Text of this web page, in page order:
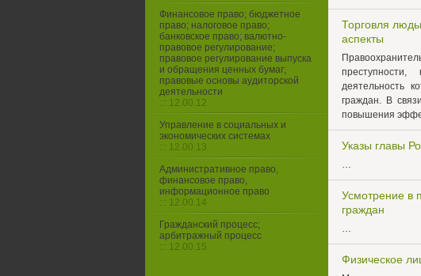
Торговля
аспекты
деятельность
граждан. В
повышения
Указы главы
…
Усмотрение в
граждан
…
Физическое
Финансовое право; бюджетное
право; налоговое право;
банковское право; валютно-
правовое регулирование;
правовое регулирование выпуска
и обращения ценных бумаг;
правовые основы аудиторской
деятельности
::: 12.00.12
Управление в социальных и
экономических системах
::: 12.00.13
Административное право,
финансовое право,
информационное право
::: 12.00.14
Гражданский процесс;
арбитражный процесс
::: 12.00.15